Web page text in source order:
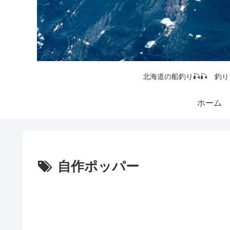
北海道の船釣り🎣🎣 釣
ホーム
自作ポッパー